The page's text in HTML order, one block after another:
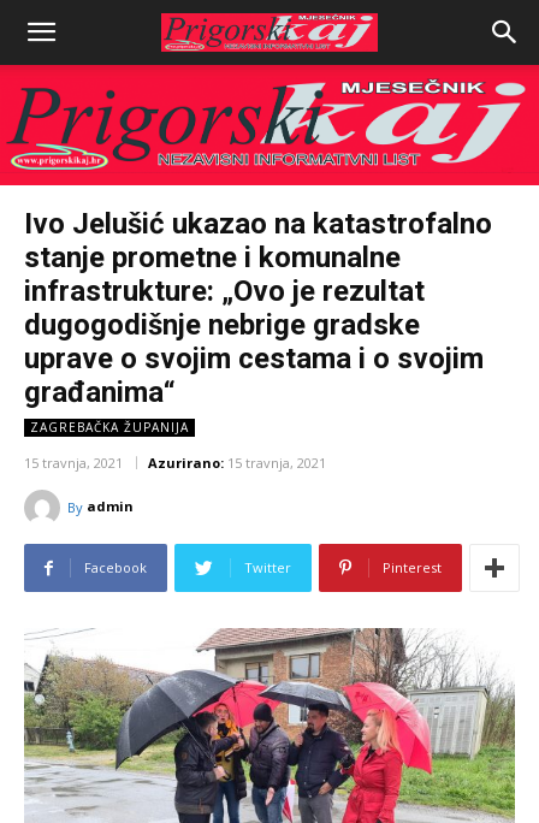
Ivo Jelušić ukazao na katastrofalno
stanje prometne i komunalne
infrastrukture: „Ovo je rezultat
dugogodišnje nebrige gradske
uprave o svojim cestama i o svojim
građanima“
ZAGREBAČKA ŽUPANIJA
15 travnja, 2021 Azurirano: 15 travnja, 2021
By admin
Facebook Twitter Pinterest